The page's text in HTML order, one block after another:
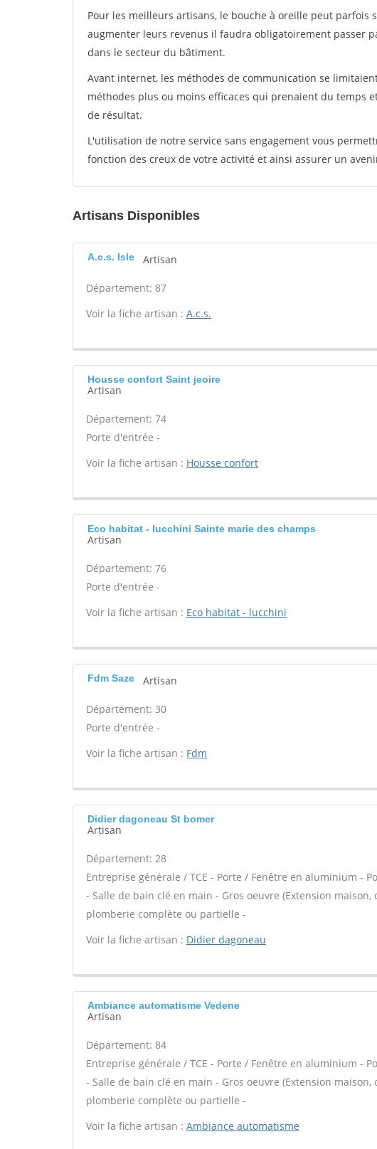
Pour les meilleurs artisans, le bouche à oreille peut
augmenter leurs revenus il faudra obligatoirement passer
dans le secteur du bâtiment.
Avant internet, les méthodes de communication se
méthodes plus ou moins efficaces qui prenaient du temps
de résultat.
L'utilisation de notre service sans engagement vous
fonction des creux de votre activité et ainsi assurer un
Artisans Disponibles
A.c.s. Isle Artisan
Département: 87
Voir la fiche artisan : A.c.s.
Housse confort Saint jeoire
Artisan
Département: 74
Porte d'entrée -
Voir la fiche artisan : Housse confort
Eco habitat - lucchini Sainte marie des champs
Artisan
Département: 76
Porte d'entrée -
Voir la fiche artisan : Eco habitat - lucchini
Fdm Saze Artisan
Département: 30
Porte d'entrée -
Voir la fiche artisan : Fdm
Didier dagoneau St bomer
Artisan
Département: 28
Entreprise générale / TCE - Porte / Fenêtre en aluminium -
- Salle de bain clé en main - Gros oeuvre (Extension
plomberie complète ou partielle -
Voir la fiche artisan : Didier dagoneau
Ambiance automatisme Vedene
Artisan
Département: 84
Entreprise générale / TCE - Porte / Fenêtre en aluminium -
- Salle de bain clé en main - Gros oeuvre (Extension
plomberie complète ou partielle -
Voir la fiche artisan : Ambiance automatisme